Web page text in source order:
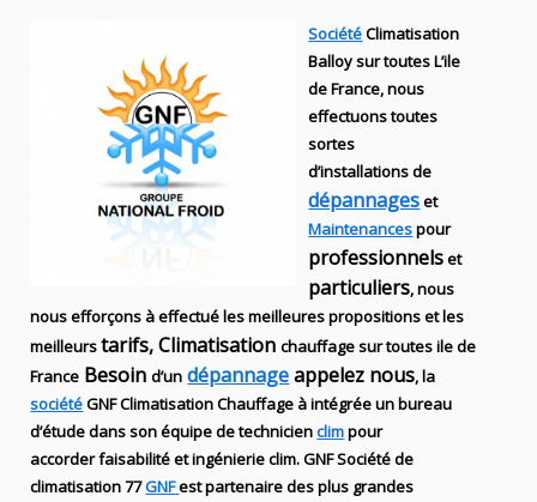
SociétéClimatisation
Balloy sur toutes L’ile
de France, nous
effectuons toutes
sortes
d’installationsde
dépannageset
Maintenancespour
professionnelset
particuliers, nous
nous efforçons à effectué les meilleures propositions et les
meilleurstarifs, Climatisationchauffage sur toutes ile de
France Besoind’un dépannageappelez nous, la
sociétéGNFClimatisation Chauffage à intégrée un bureau
d’étude dans son équipe de technicienclimpour
accorder faisabilité et ingénierieclim.GNFSociété de
climatisation 77GNFest partenaire des plus grandes